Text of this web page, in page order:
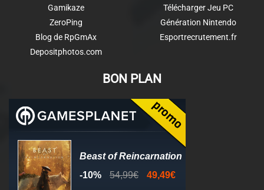
Gamikaze
ZeroPing
Blog de RpGmAx
Depositphotos.com
Télécharger Jeu PC
Génération Nintendo
Esportrecrutement.fr
BON PLAN